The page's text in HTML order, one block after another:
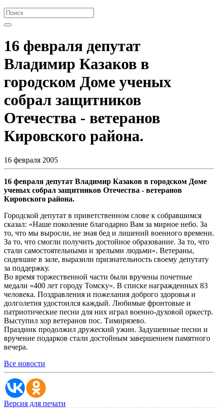
16 февраля депутат
Владимир Казаков в
городском Доме ученых
собрал защитников
Отечества - ветеранов
Кировского района.
16 февраля 2005
16 февраля депутат Владимир Казаков в городском Доме
ученых собрал защитников Отечества - ветеранов
Кировского района.
Городской депутат в приветственном слове к собравшимся
сказал: «Наше поколение благодарно Вам за мирное небо. За
то, что мы выросли, не зная бед и лишений военного времени.
За то, что смогли получить достойное образование. За то, что
стали самостоятельными и зрелыми людьми». Ветераны,
сидевшие в зале, выразили признательность своему депутату
за поддержку.
Во время торжественной части были вручены почетные
медали «400 лет городу Томску». В списке награжденных 83
человека. Поздравления и пожелания доброго здоровья и
долголетия удостоился каждый. Любимые фронтовые и
патриотические песни для них играл военно-духовой оркестр.
Выступил хор ветеранов пос. Тимирязево.
Праздник продолжил дружеский ужин. Задушевные песни и
вручение подарков стали достойным завершением памятного
вечера.
Все новости
Версия для печати